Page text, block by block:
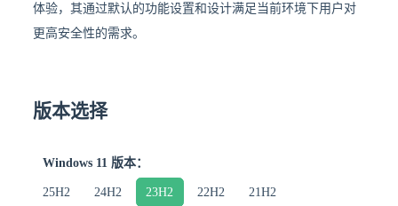
体验，其通过默认的功能设置和设计满足当前环境下用户对
更高安全性的需求。
版本选择
Windows 11 版本：
25H2 24H2 23H2 22H2 21H2